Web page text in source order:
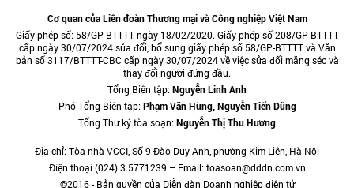
Cơ quan của Liên đoàn Thương mại và Công nghiệp Việt Nam
Giấy phép số: 58/GP-BTTTT ngày 18/02/2020. Giấy phép số 208/GP-BTTTT
cấp ngày 30/07/2024 sửa đổi, bổ sung giấy phép số 58/GP-BTTTT và Văn
bản số 3117/BTTTT-CBC cấp ngày 30/07/2024 về việc sửa đổi măng séc và
thay đổi người đứng đầu.
Tổng Biên tập:Nguyễn Linh Anh
Phó Tổng Biên tập:Phạm Văn Hùng, Nguyễn Tiến Dũng
Tổng Thư ký tòa soạn:Nguyễn Thị Thu Hương
Địa chỉ: Tòa nhà VCCI, Số 9 Đào Duy Anh, phường Kim Liên, Hà Nội
Điện thoại (024) 3.5771239 – Email: toasoan@dddn.com.vn
©2016 - Bản quyền của Diễn đàn Doanh nghiệp điện tử